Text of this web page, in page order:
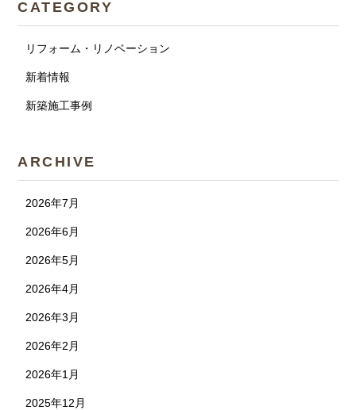
CATEGORY
リフォーム・リノベーション
新着情報
新築施工事例
ARCHIVE
2026年7月
2026年6月
2026年5月
2026年4月
2026年3月
2026年2月
2026年1月
2025年12月